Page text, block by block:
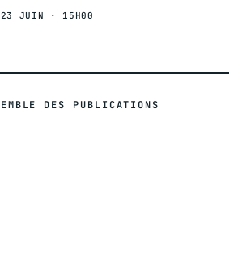
23 JUIN · 15H00
DES PUBLICATIONS